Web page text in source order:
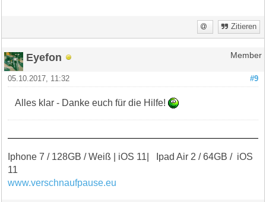
Zitieren
Eyefon Member
#9
05.10.2017, 11:32
Alles klar - Danke euch für die Hilfe!
Iphone 7 / 128GB / Weiß | iOS 11| Ipad Air 2 / 64GB / iOS
11
www.verschnaufpause.eu